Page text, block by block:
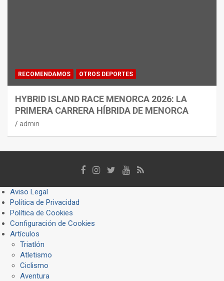
RECOMENDAMOS OTROS DEPORTES
HYBRID ISLAND RACE MENORCA 2026: LA
PRIMERA CARRERA HÍBRIDA DE MENORCA
admin
Aviso Legal
Política de Privacidad
Política de Cookies
Configuración de Cookies
Artículos
Triatlón
Atletismo
Ciclismo
Aventura